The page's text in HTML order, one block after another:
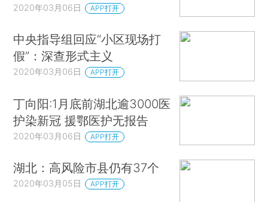
2020年03月06日 APP打开
中央指导组回应“小区现场打
假”：深查形式主义
2020年03月06日 APP打开
丁向阳:1月底前湖北逾3000医
护染新冠 援鄂医护无报告
2020年03月06日 APP打开
湖北：高风险市县仍有37个
2020年03月05日 APP打开